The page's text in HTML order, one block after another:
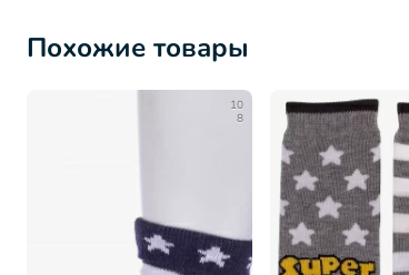
Похожие товары
10
8